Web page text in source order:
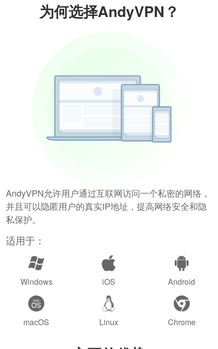
为何选择AndyVPN？
AndyVPN允许用户通过互联网访问一个私密的网络，
并且可以隐匿用户的真实IP地址，提高网络安全和隐
私保护。
适用于：
Windows iOS Android
macOS Linux Chrome